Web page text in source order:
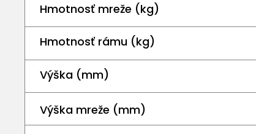
Hmotnosť mreže (kg)
Hmotnosť rámu (kg)
Výška (mm)
Výška mreže (mm)